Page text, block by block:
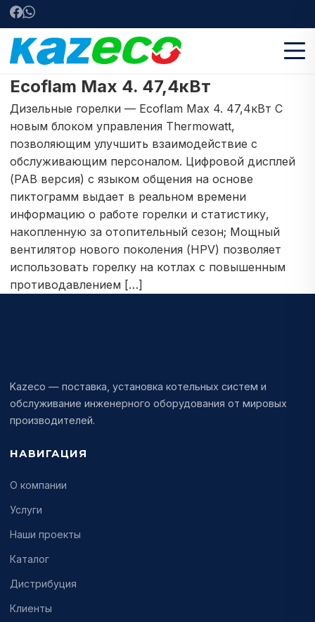
Ecoflam Max 4. 47,4кВт
Дизельные горелки — Ecoflam Max 4. 47,4кВт С
новым блоком управления Thermowatt,
позволяющим улучшить взаимодействие с
обслуживающим персоналом. Цифровой дисплей
(PAB версия) с языком общения на основе
пиктограмм выдает в реальном времени
информацию о работе горелки и статистику,
накопленную за отопительный сезон; Мощный
вентилятор нового поколения (HPV) позволяет
использовать горелку на котлах с повышенным
противодавлением […]
Kazeco — поставка, установка котельных систем и
обслуживание инженерного оборудования от мировых
производителей.
НАВИГАЦИЯ
О компании
Услуги
Наши проекты
Каталог
Дистрибуция
Клиенты